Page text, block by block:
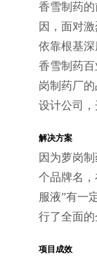
香雪制药
因，面对
依靠根基
香雪制药
岗制药厂
设计公司，
解决方案
因为萝岗
个品牌名
服液”有一
行了全面的
项目成效